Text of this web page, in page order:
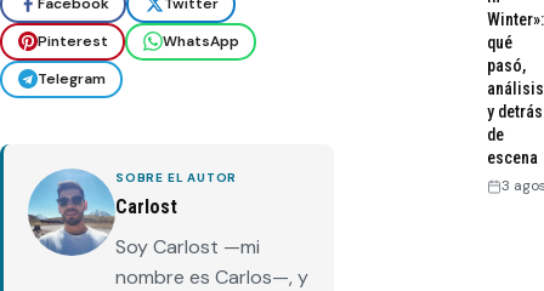
Facebook
Twitter
Pinterest
WhatsApp
Telegram
SOBRE EL AUTOR
Carlost
Soy Carlost —mi
nombre es Carlos—, y
Winter»:
qué
pasó,
análisis
y detrás
de
escena
3